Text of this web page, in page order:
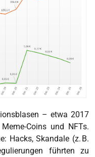
– etwa 2017
Coins und NFTs.
Hacks, Skandale (z. B.
führten zu